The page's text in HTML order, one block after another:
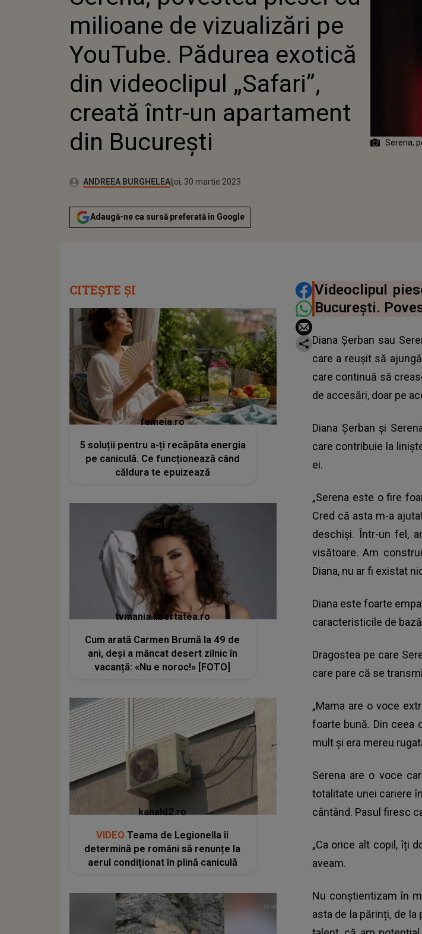
DIN VIDEOCLIPUL „SAFARI”,
CREATĂ ÎNTR-UN APARTAMENT
DIN BUCUREȘTI
milioane de vizualizări pe
YouTube. Pădurea exotică
din videoclipul „Safari”,
creată într-un apartament
din București
Autor:ANDREEA BURGHELEAPublicat:
miercuri, 30 martie 2022
Actualizat:
joi, 30 martie 2023
Adaugă-ne ca sursă preferată în Google
Serena,
DISTRIBUIE
Videoclipul
București.
Diana Șerban sau
care a reușit să
care continuă să
de accesări, doar pe
Diana Șerban și
care contribuie la
ei.
„Serena este o fire
Cred că asta m-a
deschiși. Într-un fel,
visătoare. Am
Diana, nu ar fi existat
Diana este foarte
caracteristicile de
Dragostea pe care
care pare că se
„Mama are o voce
foarte bună. Din ceea
mult și era mereu
Serena are o voce
totalitate unei cariere
cântând. Pasul firesc
„Ca orice alt copil, îți
aveam.
Nu conștientizam în
asta de la părinți, de
CITEȘTE ȘI
femeia.ro
5 soluții pentru a-ți recăpăta energia
pe caniculă. Ce funcționează când
căldura te epuizează
tvmania.libertatea.ro
Cum arată Carmen Brumă la 49 de
ani, deși a mâncat desert zilnic în
vacanță: «Nu e noroc!» [FOTO]
kanald2.ro
VIDEO Teama de Legionella îi
determină pe români să renunțe la
aerul condiționat în plină caniculă